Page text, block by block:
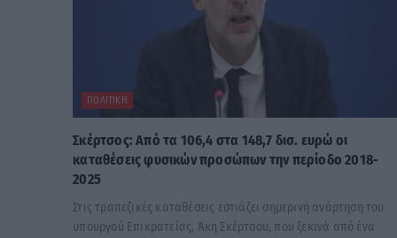
ΠΟΛΙΤΙΚΉ
Σκέρτσος: Από τα 106,4 στα 148,7 δισ. ευρώ οι
καταθέσεις φυσικών προσώπων την περίοδο 2018-
2025
Στις τραπεζικές καταθέσεις εστιάζει σημερινή ανάρτηση του
υπουργού Επικρατείας, Άκη Σκέρτσου, που ξεκινά από ένα